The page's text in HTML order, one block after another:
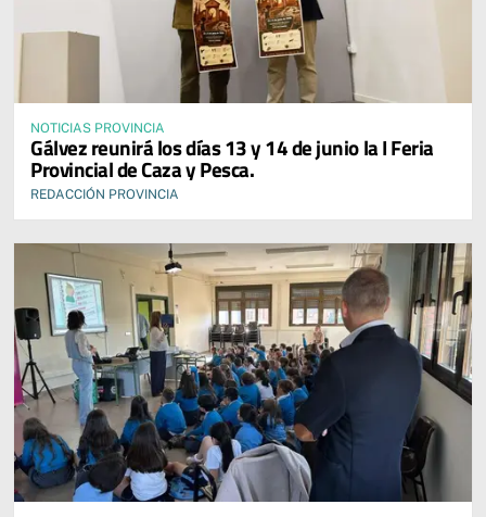
NOTICIAS PROVINCIA
Gálvez reunirá los días 13 y 14 de junio la I Feria
Provincial de Caza y Pesca.
REDACCIÓN PROVINCIA